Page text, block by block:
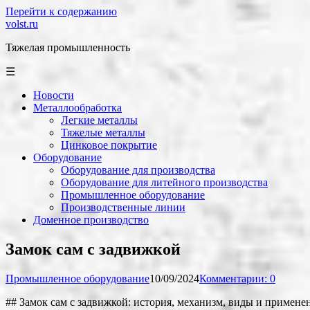
Перейти к содержанию
volst.ru
Тяжелая промышленность
☰
Новости
Металлообработка
Легкие металлы
Тяжелые металлы
Цинковое покрытие
Оборудование
Оборудование для производства
Оборудование для литейного производства
Промышленное оборудование
Производственные линии
Доменное производство
Замок сам с задвижкой
Промышленное оборудование10/09/2024Комментарии: 0
## Замок сам с задвижкой: история, механизм, виды и